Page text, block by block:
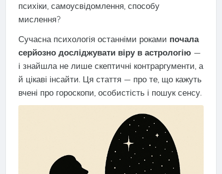
психіки, самоусвідомлення, способу
мислення?
Сучасна психологія останніми роками почала
серйозно досліджувати віру в астрологію —
і знайшла не лише скептичні контраргументи, а
й цікаві інсайти. Ця стаття — про те, що кажуть
вчені про гороскопи, особистість і пошук сенсу.